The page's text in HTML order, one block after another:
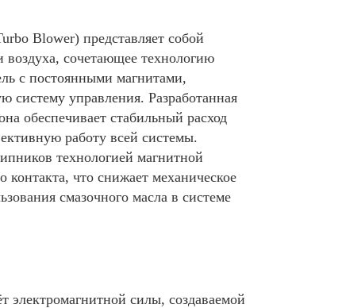
Blower) представляет собой
воздуха, сочетающее технологию
с постоянными магнитами,
систему управления. Разработанная
обеспечивает стабильный расход
работу всей системы.
технологией магнитной
контакта, что снижает механическое
смазочного масла в системе
электромагнитной силы, создаваемой